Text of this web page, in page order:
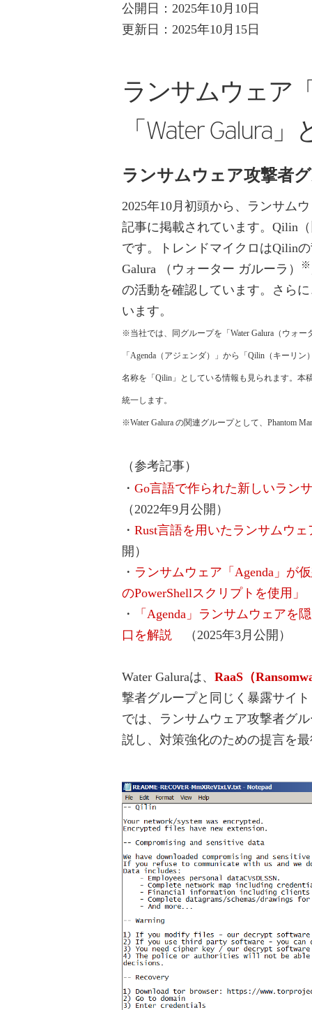
公開日：2025年10月10日
更新日：2025年10月15日
ランサムウェア
「Water Galura」
ランサムウェア攻撃者
2025年10月初頭から、ランサム
記事に掲載されています。Qilin
です。トレンドマイクロはQilin
Galura （ウォーター ガルーラ）
※
の活動を確認しています。さら
います。
※当社では、同グループを「Water Galura（ウォ
「Agenda（アジェンダ）」から「Qilin（キーリ
名称を「Qilin」としている情報も見られます。本
統一します。
※Water Galura の関連グループとして、Phantom
（参考記事）
・ Go言語で作られた新しいラン
（2022年9月公開）
・ Rust言語を用いたランサムウ
開）
・ ランサムウェア「Agenda」が
のPowerShellスクリプトを使用」
・
「Agenda」ランサムウェア
口を解説 （2025年3月公開）
Water Galuraは、 RaaS（
撃者グループと同じく暴露サイ
では、ランサムウェア攻撃者グ
説し、対策強化のための提言を